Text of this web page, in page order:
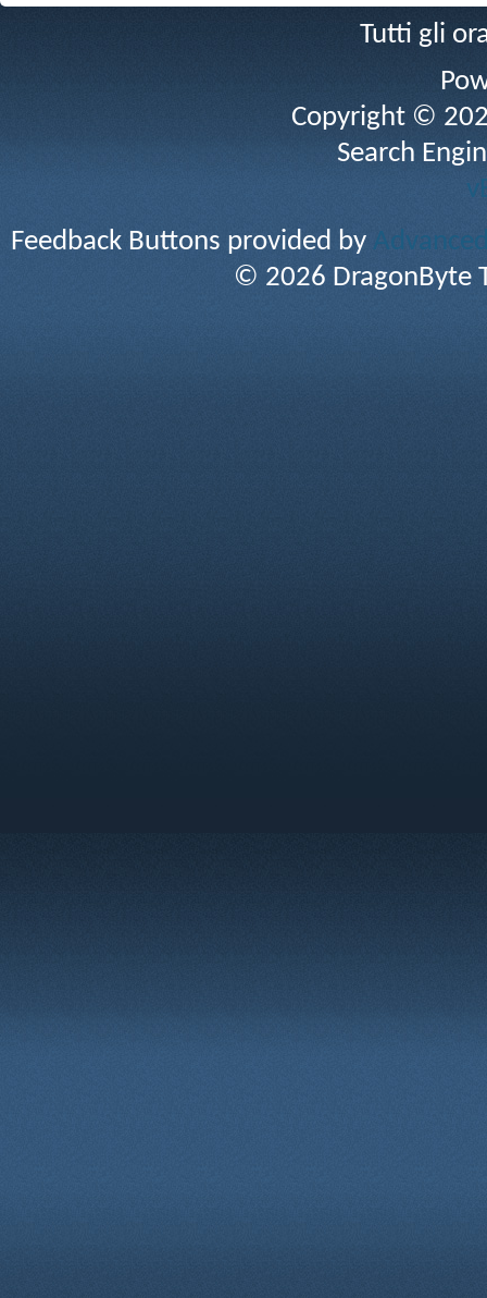
Tutti gli
Copyright ©
Search
Feedback Buttons provided by
© 2026 DragonByte